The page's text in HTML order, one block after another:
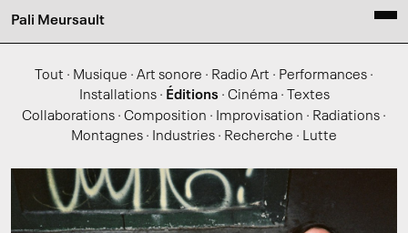
Pali Meursault
Tout · Musique · Art sonore · Radio Art · Performances ·
Installations· Éditions · Cinéma·
Textes
Collaborations · Composition · Improvisation · Radiations ·
Montagnes · Industries · Recherche · Lutte